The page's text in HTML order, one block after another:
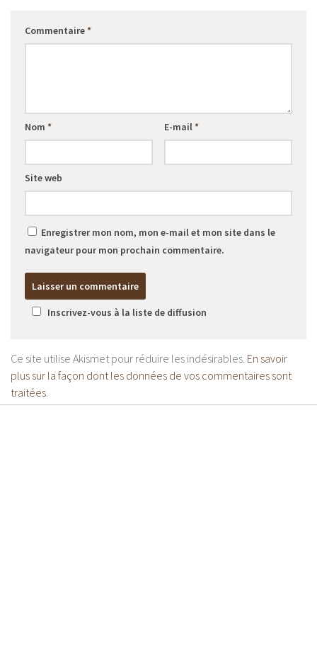
Commentaire*
Nom * E-mail*
Site web
Enregistrer mon nom, mon e-mail et mon site dans le
navigateur pour mon prochain commentaire.
Inscrivez-vous à la liste de diffusion
Ce site utilise Akismet pour réduire les indésirables. En savoir
plus sur la façon dont les données de vos commentaires sont
traitées.